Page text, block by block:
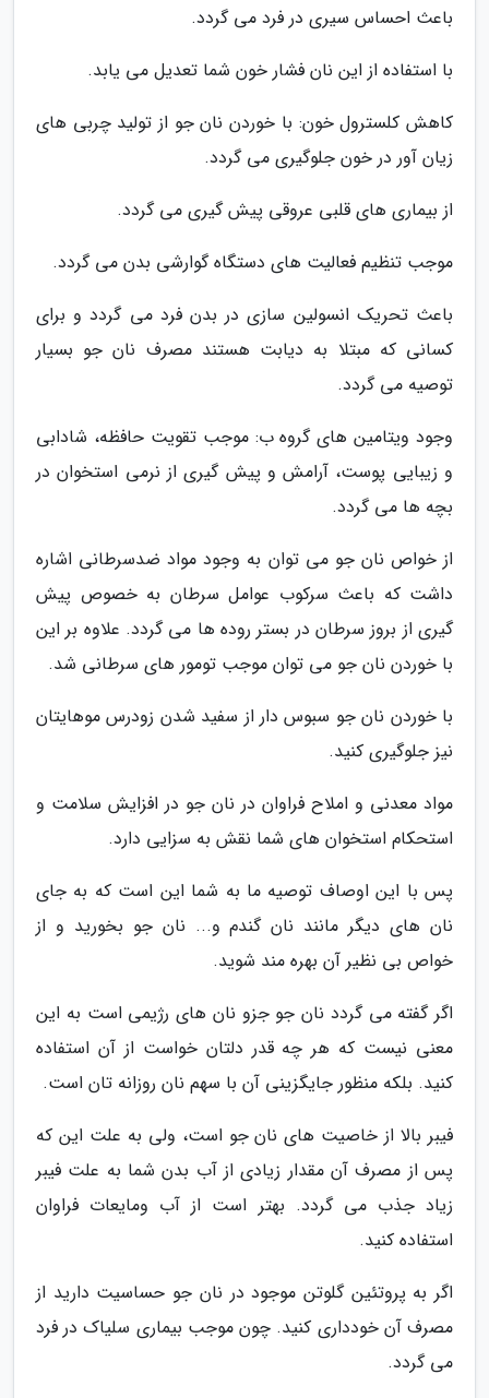
باعث احساس سیری در فرد می گردد.
با استفاده از این نان فشار خون شما تعدیل می یابد.
کاهش کلسترول خون: با خوردن نان جو از تولید چربی های
زیان آور در خون جلوگیری می گردد.
از بیماری های قلبی عروقی پیش گیری می گردد.
موجب تنظیم فعالیت های دستگاه گوارشی بدن می گردد.
باعث تحریک انسولین سازی در بدن فرد می گردد و برای
کسانی که مبتلا به دیابت هستند مصرف نان جو بسیار
توصیه می گردد.
وجود ویتامین های گروه ب: موجب تقویت حافظه، شادابی
و زیبایی پوست، آرامش و پیش گیری از نرمی استخوان در
بچه ها می گردد.
از خواص نان جو می توان به وجود مواد ضدسرطانی اشاره
داشت که باعث سرکوب عوامل سرطان به خصوص پیش
گیری از بروز سرطان در بستر روده ها می گردد. علاوه بر این
با خوردن نان جو می توان موجب تومور های سرطانی شد.
با خوردن نان جو سبوس دار از سفید شدن زودرس موهایتان
نیز جلوگیری کنید.
مواد معدنی و املاح فراوان در نان جو در افزایش سلامت و
استحکام استخوان های شما نقش به سزایی دارد.
پس با این اوصاف توصیه ما به شما این است که به جای
نان های دیگر مانند نان گندم و... نان جو بخورید و از
خواص بی نظیر آن بهره مند شوید.
اگر گفته می گردد نان جو جزو نان های رژیمی است به این
معنی نیست که هر چه قدر دلتان خواست از آن استفاده
کنید. بلکه منظور جایگزینی آن با سهم نان روزانه تان است.
فیبر بالا از خاصیت های نان جو است، ولی به علت این که
پس از مصرف آن مقدار زیادی از آب بدن شما به علت فیبر
زیاد جذب می گردد. بهتر است از آب ومایعات فراوان
استفاده کنید.
اگر به پروتئین گلوتن موجود در نان جو حساسیت دارید از
مصرف آن خودداری کنید. چون موجب بیماری سلیاک در فرد
می گردد.